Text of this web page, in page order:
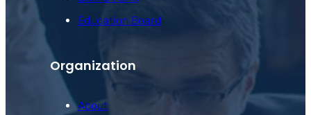
Education Board
Organization
About